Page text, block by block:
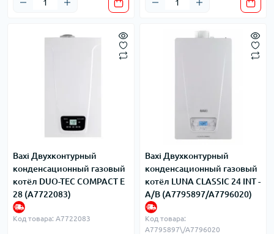
Baxi Двухконтурный
конденсационный газовый
котёл DUO-TEC COMPACT E
28 (A7722083)
Код товара: A7722083
Baxi Двухконтурный
конденсационный газовый
котёл LUNA CLASSIC 24 INT -
A/B (A7795897/A7796020)
Код товара:
A7795897\/A7796020